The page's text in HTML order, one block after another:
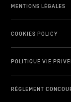
MENTIONS LÉGALES
COOKIES POLICY
POLITIQUE VIE
RÈGLEMENT